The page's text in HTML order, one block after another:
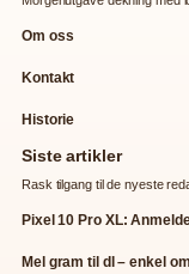
Om oss
Kontakt
Historie
Siste artikler
Rask tilgang til de nyeste
Pixel 10 Pro XL:
Mel gram til dl – enkel